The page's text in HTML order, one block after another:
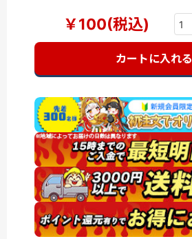
￥100(税込)
カートに入れる